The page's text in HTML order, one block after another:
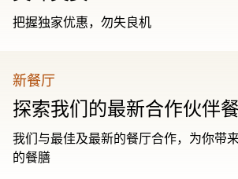
把握独家优惠，勿失良机
新餐厅
探索我们的最新合作伙伴
我们与最佳及最新的餐厅合作，为你带
的餐膳